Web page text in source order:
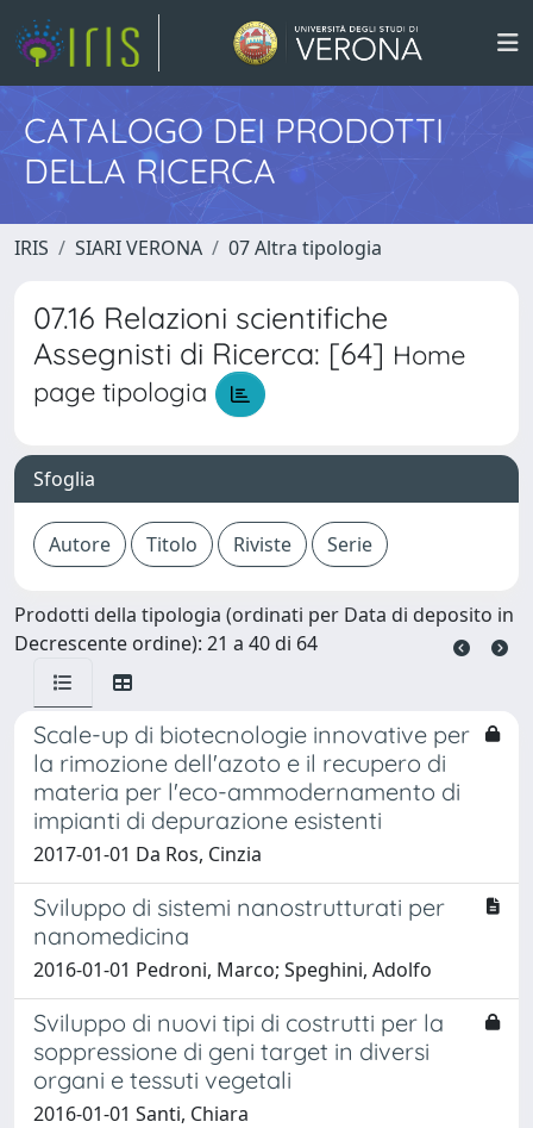
CATALOGO DEI PRODOTTI
DELLA RICERCA
IRIS SIARI VERONA 07 Altra tipologia
07.16 Relazioni scientifiche
Assegnisti di Ricerca: [64] Home
page tipologia
Sfoglia
Prodotti della tipologia (ordinati per Data di deposito in
Decrescente ordine): 21 a 40 di 64
Scale-up di biotecnologie innovative per
la rimozione dell'azoto e il recupero di
materia per l'eco-ammodernamento di
impianti di depurazione esistenti
2017-01-01 Da Ros, Cinzia
Sviluppo di sistemi nanostrutturati per
nanomedicina
2016-01-01 Pedroni, Marco; Speghini, Adolfo
Sviluppo di nuovi tipi di costrutti per la
soppressione di geni target in diversi
organi e tessuti vegetali
2016-01-01 Santi, Chiara